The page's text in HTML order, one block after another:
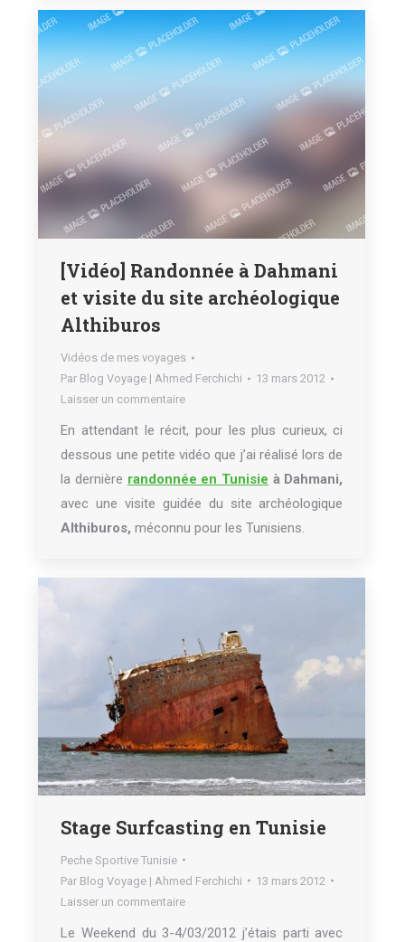
[Vidéo] Randonnée à Dahmani
et visite du site archéologique
Althiburos
Vidéos de mes voyages
Par Blog Voyage | Ahmed Ferchichi
13 mars 2012
Laisser un commentaire
En attendant le récit, pour les plus curieux, ci
dessous une petite vidéo que j’ai réalisé lors de
la dernière randonnée en Tunisie à Dahmani,
avec une visite guidée du site archéologique
Althiburos, méconnu pour les Tunisiens.
Stage Surfcasting en Tunisie
Peche Sportive Tunisie
Par Blog Voyage | Ahmed Ferchichi
13 mars 2012
Laisser un commentaire
Le Weekend du 3-4/03/2012 j’étais parti avec